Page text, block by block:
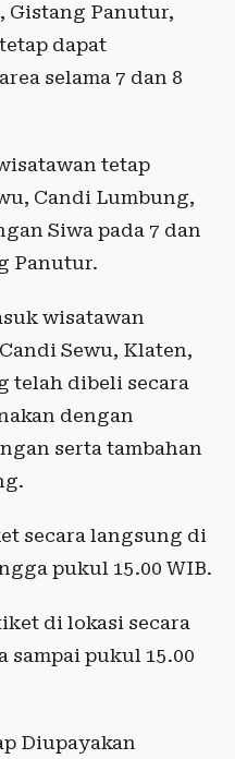
Gistang Panutur,
dapat
selama 7 dan 8
tetap
Candi Lumbung,
Siwa pada 7 dan
Panutur.
wisatawan
Sewu, Klaten,
telah dibeli secara
dengan
serta tambahan
secara langsung di
pukul 15.00 WIB.
di lokasi secara
sampai pukul 15.00
Diupayakan